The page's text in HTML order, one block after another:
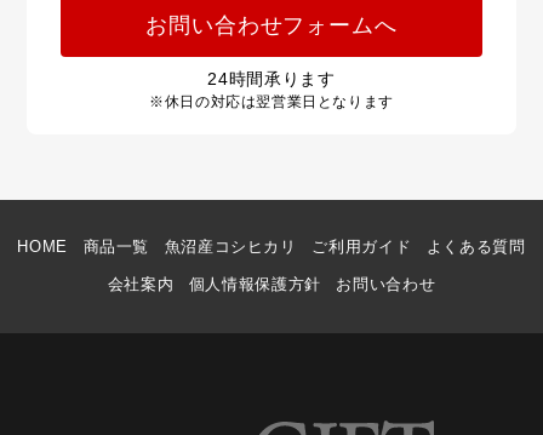
お問い合わせフォームへ
24時間承ります
※休日の対応は翌営業日となります
HOME 商品一覧 魚沼産コシヒカリ ご利用ガイド よくある質問
会社案内 個人情報保護方針 お問い合わせ